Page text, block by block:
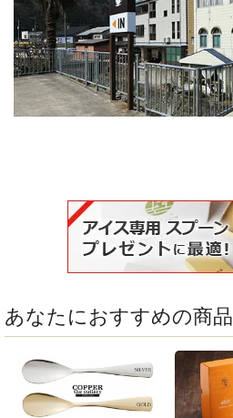
あなたにおすすめの商品